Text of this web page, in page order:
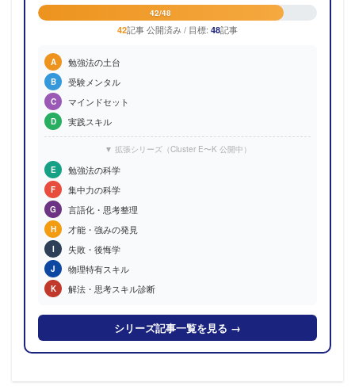
42/48
42記事 公開済み / 目標: 48記事
A 勉強法の土台
B 受験メンタル
C マインドセット
D 実践スキル
▼ 拡張シリーズ（Cluster E〜K 公開中）
E
勉強法の科学
F 集中力の科学
G 言語化・思考整理
H 才能・強みの発見
I 失敗・後悔学
J 物理特有スキル
K 解法・思考スキル診断
シリーズ記事一覧を見る →